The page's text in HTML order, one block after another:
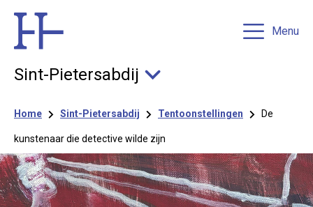
Menu
Sint-Pietersabdij
Kruimelpad
Home Sint-Pietersabdij Tentoonstellingen De
kunstenaar die detective wilde zijn